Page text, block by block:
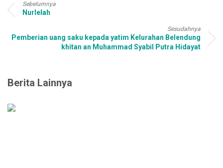
Sebelumnya
Nurlelah
Sesudahnya
Pemberian uang saku kepada yatim Kelurahan Belendung
khitan an Muhammad Syabil Putra Hidayat
Berita Lainnya